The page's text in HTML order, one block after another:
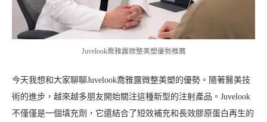
Juvelook喬雅露微整美塑優勢推薦
今天我想和大家聊聊Juvelook喬雅露微整美塑的優勢。隨著醫美技
術的進步，越來越多朋友開始關注這種新型的注射產品。Juvelook
不僅僅是一個填充劑，它還結合了短效補充和長效膠原蛋白再生的